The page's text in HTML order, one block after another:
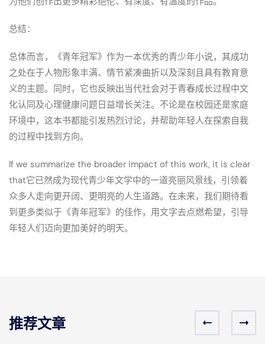
总结：
总体而言，《青年冠军》作为一本优秀的青少年小说，其成功
之处在于人物形象丰满、情节紧凑曲折以及深刻且具有教育意
义的主题。同时，它也反映出当代社会对于青春成长过程中文
化认同及心理健康问题日益增长关注。不论是在校园还是家庭
环境中，这本书都能引发热烈讨论，并帮助年轻人在探索自我
的过程中找到方向。
If we summarize the broader impact of this work, it is clear
that它已然成为现代青少年文学中的一道亮丽风景线，引领着
众多人走向更开阔、更明亮的人生道路。在未来，我们期待看
到更多类似于《青年冠军》的佳作，用文字去点燃希望，引导
年轻人们迈向更加美好的明天。
推荐文章